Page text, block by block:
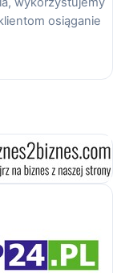
osiąganie